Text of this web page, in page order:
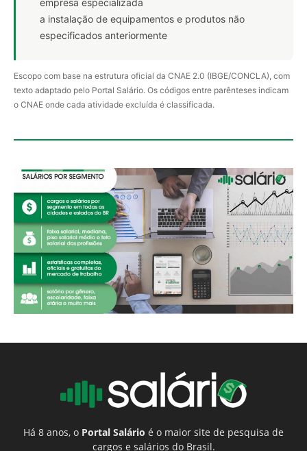
empresa especializada
a instalação de equipamentos e produtos não
especificados anteriormente
Escopo com base na estrutura oficial da CNAE 2.0 (IBGE/CONCLA), com
texto adaptado pelo Portal Salário. Os códigos entre parênteses indicam
o CNAE onde cada atividade excluída é classificada.
Há 8 anos, o Portal Salário é o maior site de pesquisa de
cargos e salários do Brasil.